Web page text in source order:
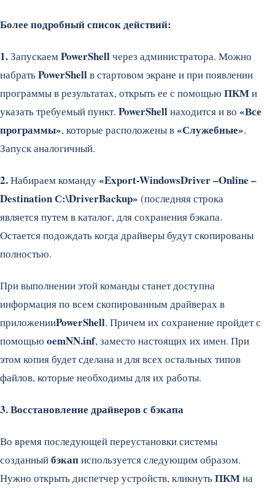
Более подробный список действий:
1.ЗапускаемPowerShellчерез администратора. Можно
набратьPowerShellв стартовом экране и при появлении
программы в результатах, открыть ее с помощью ПКМи
указать требуемый пункт. PowerShellнаходится и во «Все
программы», которые расположены в«Служебные».
Запуск аналогичный.
2.Набираем команду«Export-WindowsDriver –Online –
Destination С:\DriverBackup» (последняя строка
является путем в каталог, для сохранения бэкапа.
Остается подождать когда драйверы будут скопированы
полностью.
При выполнении этой команды станет доступна
информация по всем скопированным драйверах в
приложенииPowerShell. Причем их сохранение пройдет с
помощью oemNN.inf, заместо настоящих их имен. При
этом копия будет сделана и для всех остальных типов
файлов, которые необходимы для их работы.
3. Восстановление драйверов с бэкапа
Во время последующей переустановки системы
созданныйбэкаписпользуется следующим образом.
Нужно открыть диспетчер устройств, кликнутьПКМна